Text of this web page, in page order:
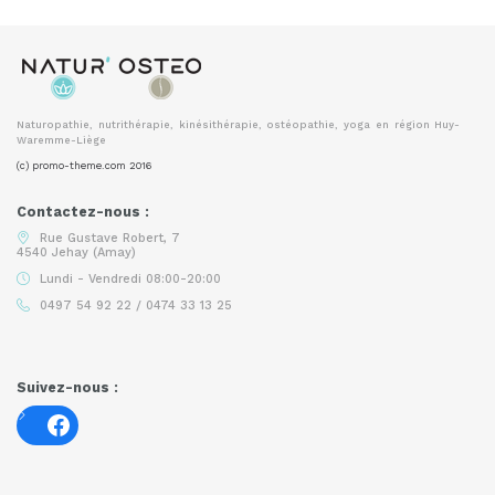
Naturopathie, nutrithérapie, kinésithérapie, ostéopathie, yoga en région Huy-
Waremme-Liège
(c) promo-theme.com 2016
Contactez-nous :
Rue Gustave Robert, 7
4540 Jehay (Amay)
Lundi - Vendredi 08:00-20:00
0497 54 92 22 / 0474 33 13 25
Suivez-nous :
Facebook